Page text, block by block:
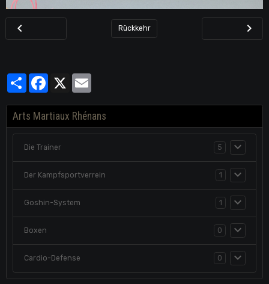
Rückkehr
PartagerFacebook
X
Arts Martiaux Rhénans
Die Trainer 5
Der Kampfsportverrein 1
Goshin-System 1
Boxen 0
Cardio-Defense 0